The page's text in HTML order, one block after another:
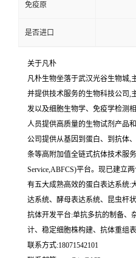
免疫原
是否进口
关于凡朴
凡朴生物坐落于武汉光谷生物城,
并提供技术服务的生物科技公司,
发以及细胞生物学、免疫学检测
人员提供高质量的生物试剂产品
公司提供从基因到蛋白、到抗体
条等高附加值全链式抗体技术服务
Service,ABFCS)平台。现已建立
有五大成熟高效的蛋白表达系统:
达系统、酵母表达系统、昆虫杆
抗体开发平台:单抗多抗的制备、
计、稳定细胞株构建、抗体重组表
联系方式:18071542101